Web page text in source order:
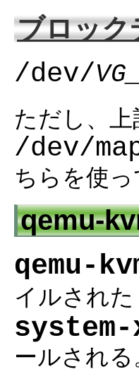
ブロック
/dev/
ただし、
/dev/
ちらを使っ
qemu-
qemu-
イルされた
system-
ールされ